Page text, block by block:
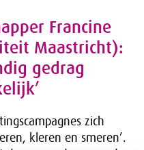
Francine
Maastricht):
gedrag
zich
kleren en smeren’.